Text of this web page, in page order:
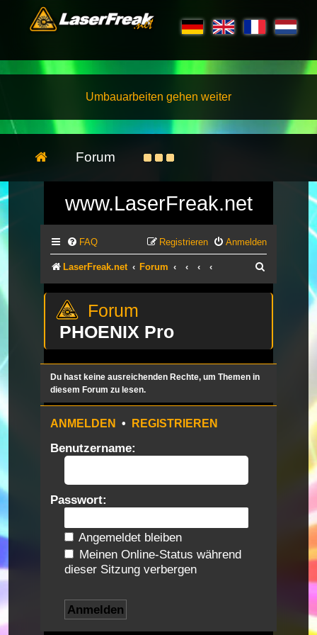
Umbauarbeiten gehen weiter
Forum
www.LaserFreak.net
FAQ Anmelden
Registrieren
LaserFreak.net Forum
PHOENIX Pro
Du hast keine ausreichenden Rechte, um Themen in
diesem Forum zu lesen.
ANMELDEN • REGISTRIEREN
Benutzername:
Passwort:
Angemeldet bleiben
Meinen Online-Status während
dieser Sitzung verbergen